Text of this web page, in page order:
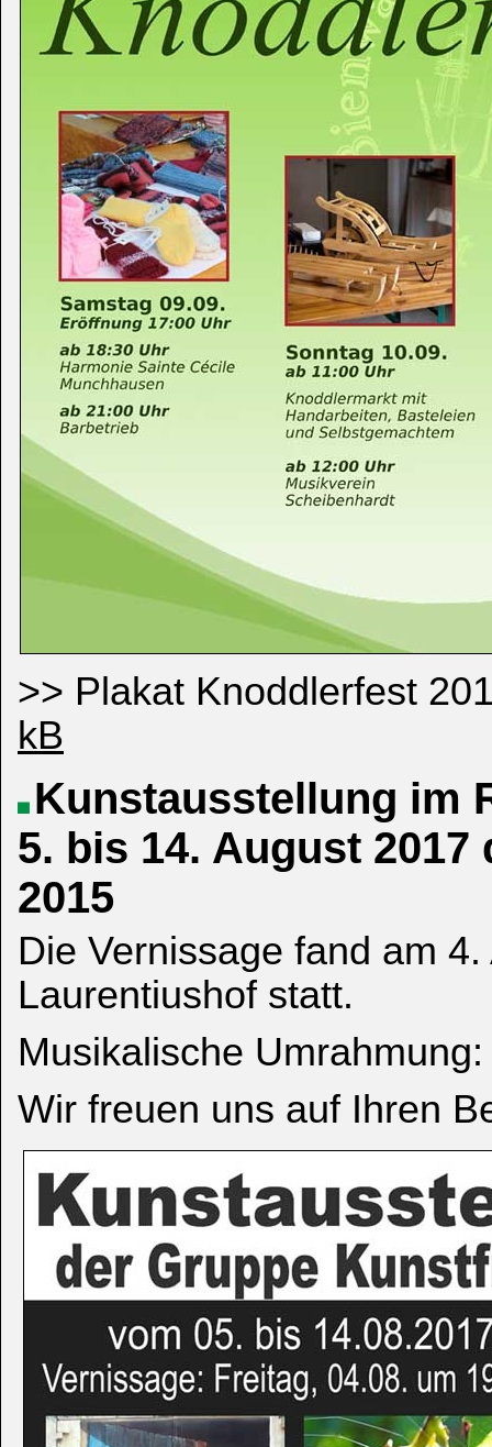
>> Plakat Knoddlerfest
kB
Kunstausstellung im
5. bis 14. August
2015
Die Vernissage fand am
Laurentiushof statt.
Musikalische
Wir freuen uns auf Ihren